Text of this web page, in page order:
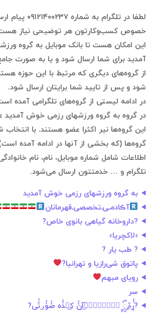
لطفا در تلگرام به
خصوص کسب‌وکارتون هر توضیحی نیاز هست
این امکان هست تا بانک موبایل به گروه
آمدید برای شما ارسال شود و یا به صورت
از گروه‌های دیگری که مرتبط با این حوزه
شود و پس از تایید شما برایتان ارسال شود.
در ادامه لیستی از گروه‌های تلگرامی آمده
در گروه به گروه ورزشهای رزمی خوش آمدید
این گروه‌ها نیر اکثرا عضو هستند. با انتخاب
گروه‌ها (که بخشی از آنها در ادامه آمده
اطلاعات شامل شماره موبایل، نام، نام
تلگرام و … خدمتتون ارسال می‌شود.
به گروه ورزشهای رزمی خوش آمدید
آڪادمـی‌ـ‌تخصصی‌ـ‌قهرمانان
?داروخانه گیاهی بانوی خاص?
«لاکچریا»
? طب یار ?
پاتوق شی‌رازیا و تهرانیا?
رویای مبهم
سر
?ٍُُرمْ͜ᬼ ۪۪۪۪ٞٞٞٞ͜͡انًُ کᬼ͜دًُه صًُوًُڔتًُی?